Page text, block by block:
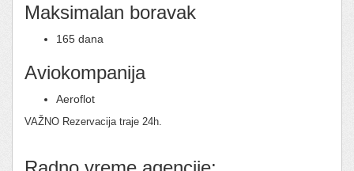
Maksimalan boravak
165 dana
Aviokompanija
Aeroflot
VAŽNO Rezervacija traje 24h.